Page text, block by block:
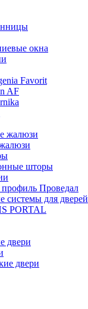
окна
Favorit
AF
жалюзи
шторы
Проведал
системы для дверей
PORTAL
двери
двери